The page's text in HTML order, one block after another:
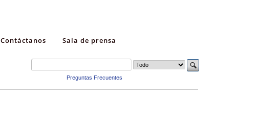
Contáctanos Sala de prensa
Preguntas Frecuentes